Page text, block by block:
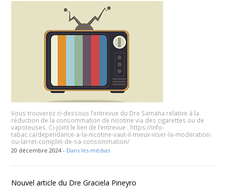
Vous trouverez ci-dessous l’entrevue du Dre Samaha relative à la
réduction de la consommation de nicotine via des cigarettes ou de
vapoteuses. Ci-joint le lien de l’entrevue : https://info-
tabac.ca/dependance-a-la-nicotine-vaut-il-mieux-viser-la-moderation-
ou-larret-complet-de-sa-consommation/
20 décembre 2024 - Dans les médias
Nouvel article du Dre Graciela Pineyro